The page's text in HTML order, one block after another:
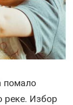
помало
реке. Избор